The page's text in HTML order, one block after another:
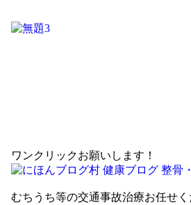
ワンクリックお願いします！
むちうち等の交通事故治療お任せく